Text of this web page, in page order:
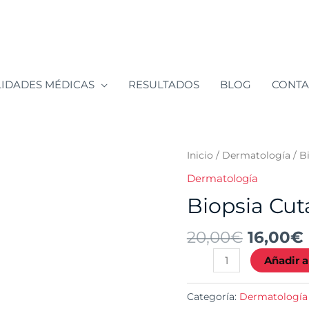
MÉDICAS RESULTADOS BLOG
Inicio / Dermatología /
Dermatología
Biopsia
20,00€
El
precio
original
era:
16,00€
Biopsia
Añadir
Categoría: Dermatología